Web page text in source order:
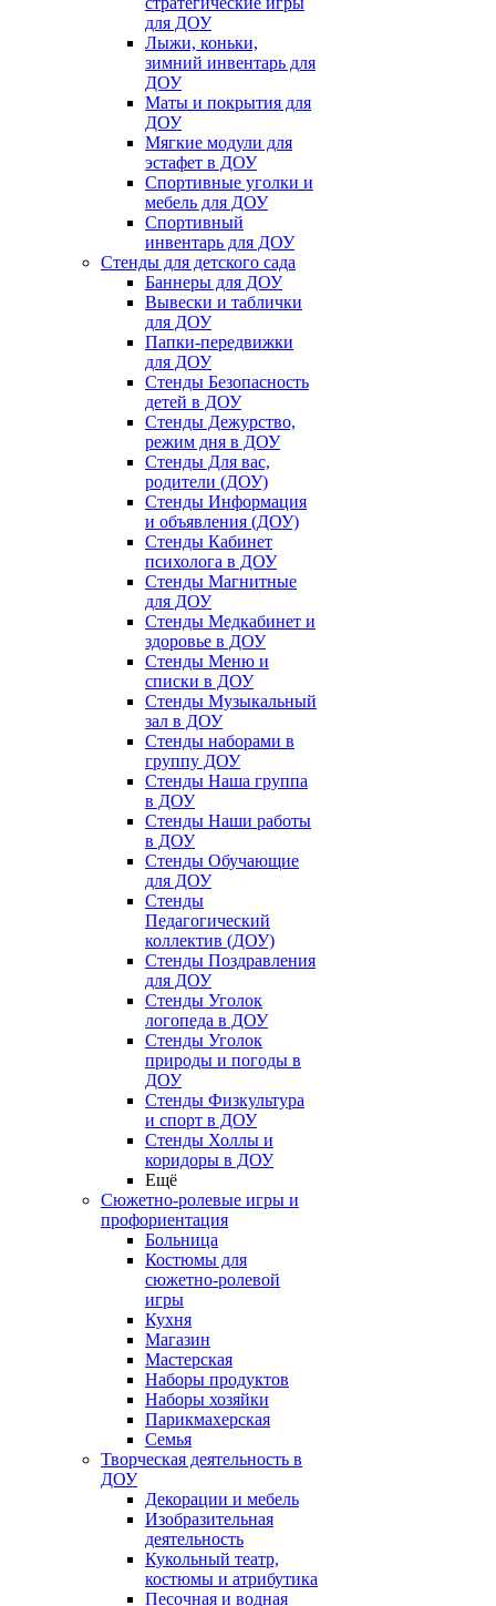
для ДОУ
Лыжи, коньки,
зимний инвентарь для
ДОУ
Маты и покрытия для
ДОУ
Мягкие модули для
эстафет в ДОУ
Спортивные уголки и
мебель для ДОУ
Спортивный
инвентарь для ДОУ
Стенды для детского сада
Баннеры для ДОУ
Вывески и таблички
для ДОУ
Папки-передвижки
для ДОУ
Стенды Безопасность
детей в ДОУ
Стенды Дежурство,
режим дня в ДОУ
Стенды Для вас,
родители (ДОУ)
Стенды Информация
и объявления (ДОУ)
Стенды Кабинет
психолога в ДОУ
Стенды Магнитные
для ДОУ
Стенды Медкабинет и
здоровье в ДОУ
Стенды Меню и
списки в ДОУ
Стенды Музыкальный
зал в ДОУ
Стенды наборами в
группу ДОУ
Стенды Наша группа
в ДОУ
Стенды Наши работы
в ДОУ
Стенды Обучающие
для ДОУ
Стенды
Педагогический
коллектив (ДОУ)
Стенды Поздравления
для ДОУ
Стенды Уголок
логопеда в ДОУ
Стенды Уголок
природы и погоды в
ДОУ
Стенды Физкультура
и спорт в ДОУ
Стенды Холлы и
коридоры в ДОУ
Ещё
Сюжетно-ролевые игры и
профориентация
Больница
Костюмы для
сюжетно-ролевой
игры
Кухня
Магазин
Мастерская
Наборы продуктов
Наборы хозяйки
Парикмахерская
Семья
Творческая деятельность в
ДОУ
Декорации и мебель
Изобразительная
деятельность
Кукольный театр,
костюмы и атрибутика
Песочная и водная